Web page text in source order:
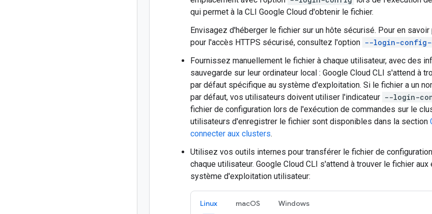
qui permet à la CLI Google Cloud d'obtenir le fichier.
Envisagez d'héberger le fichier sur un hôte sécurisé. Pour en
pour l'accès HTTPS sécurisé, consultez l'option --login-
Fournissez manuellement le fichier à chaque utilisateur, avec des
sauvegarde sur leur ordinateur local : Google Cloud CLI s'attend à
par défaut spécifique au système d'exploitation. Si le fichier a un
par défaut, vos utilisateurs doivent utiliser l'indicateur --login-
fichier de configuration lors de l'exécution de commandes sur le
utilisateurs d'enregistrer le fichier sont disponibles dans la section
connecter aux clusters.
Utilisez vos outils internes pour transférer le fichier de
chaque utilisateur. Google Cloud CLI s'attend à trouver le fichier
système d'exploitation utilisateur:
Linux macOS Windows